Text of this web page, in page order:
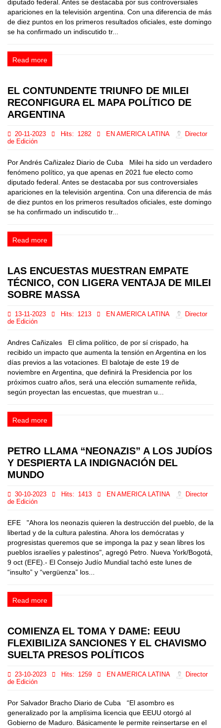
diputado federal. Antes se destacaba por sus controversiales
apariciones en la televisión argentina. Con una diferencia de más
de diez puntos en los primeros resultados oficiales, este domingo
se ha confirmado un indiscutido tr...
Read more
EL CONTUNDENTE TRIUNFO DE MILEI
RECONFIGURA EL MAPA POLÍTICO DE
ARGENTINA
20-11-2023 Hits: 1282 EN AMERICA LATINA
Director
de Edición
Por Andrés Cañizalez Diario de Cuba Milei ha sido un verdadero
fenómeno político, ya que apenas en 2021 fue electo como
diputado federal. Antes se destacaba por sus controversiales
apariciones en la televisión argentina. Con una diferencia de más
de diez puntos en los primeros resultados oficiales, este domingo
se ha confirmado un indiscutido tr...
Read more
LAS ENCUESTAS MUESTRAN EMPATE
TÉCNICO, CON LIGERA VENTAJA DE MILEI
SOBRE MASSA
13-11-2023 Hits: 1213 EN AMERICA LATINA
Director
de Edición
Andres Cañizales El clima político, de por sí crispado, ha
recibido un impacto que aumenta la tensión en Argentina en los
días previos a las votaciones. El balotaje de este 19 de
noviembre en Argentina, que definirá la Presidencia por los
próximos cuatro años, será una elección sumamente reñida,
según proyectan las encuestas, que muestran u...
Read more
PETRO LLAMA “NEONAZIS” A LOS JUDÍOS
Y DESPIERTA LA INDIGNACIÓN DEL
MUNDO
30-10-2023 Hits: 1413 EN AMERICA LATINA
Director
de Edición
EFE "Ahora los neonazis quieren la destrucción del pueblo, de la
libertad y de la cultura palestina. Ahora los demócratas y
progresistas queremos que se imponga la paz y sean libres los
pueblos israelíes y palestinos", agregó Petro. Nueva York/Bogotá,
9 oct (EFE).- El Consejo Judío Mundial tachó este lunes de
“insulto” y “vergüenza” los...
Read more
COMIENZA EL TOMA Y DAME: EEUU
FLEXIBILIZA SANCIONES Y EL CHAVISMO
SUELTA PRESOS POLÍTICOS
23-10-2023 Hits: 1259 EN AMERICA LATINA
Director
de Edición
Por Salvador Bracho Diario de Cuba “El asombro es
generalizado por la amplísima licencia que EEUU otorgó al
Gobierno de Maduro. Básicamente le permite reinsertarse en el